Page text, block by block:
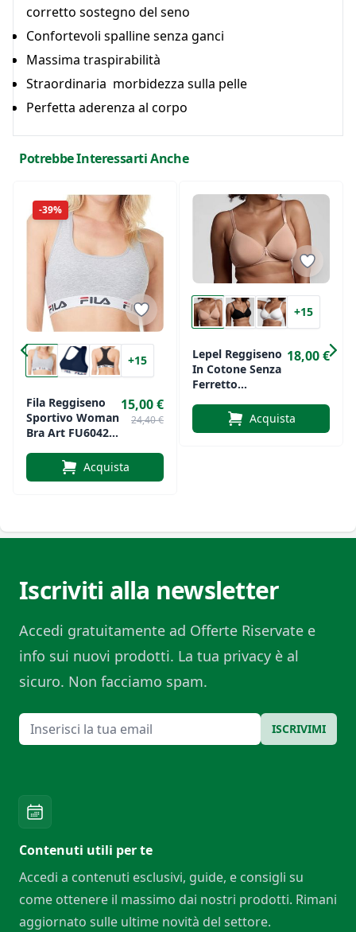
corretto sostegno del seno
Confortevoli spalline senza ganci
Massima traspirabilità
Straordinaria morbidezza sulla pelle
Perfetta aderenza al corpo
Potrebbe Interessarti Anche
-39%
+15
Fila Reggiseno
Sportivo Woman
Bra Art FU6042
15,00 €
24,40 €
Acquista
+15
Lepel Reggiseno
In Cotone Senza
Ferretto
Art.350
18,00 €
Acquista
Iscriviti alla newsletter
Accedi gratuitamente ad Offerte Riservate e
info sui nuovi prodotti. La tua privacy è al
sicuro. Non facciamo spam.
Email ISCRIVIMI
Contenuti utili per te
Accedi a contenuti esclusivi, guide, e consigli su
come ottenere il massimo dai nostri prodotti. Rimani
aggiornato sulle ultime novità del settore.